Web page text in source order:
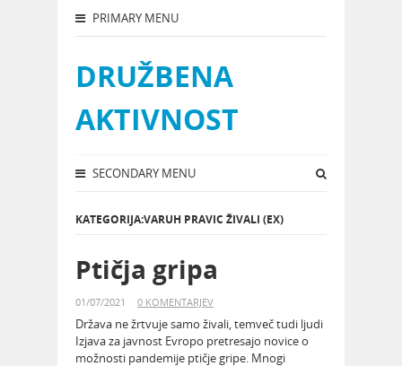
PRIMARY MENU
DRUŽBENA
AKTIVNOST
SECONDARY MENU
KATEGORIJA:VARUH PRAVIC ŽIVALI (EX)
Ptičja gripa
01/07/2021 0 KOMENTARJEV
Država ne žrtvuje samo živali, temveč tudi ljudi
Izjava za javnost Evropo pretresajo novice o
možnosti pandemije ptičje gri­pe. Mnogi